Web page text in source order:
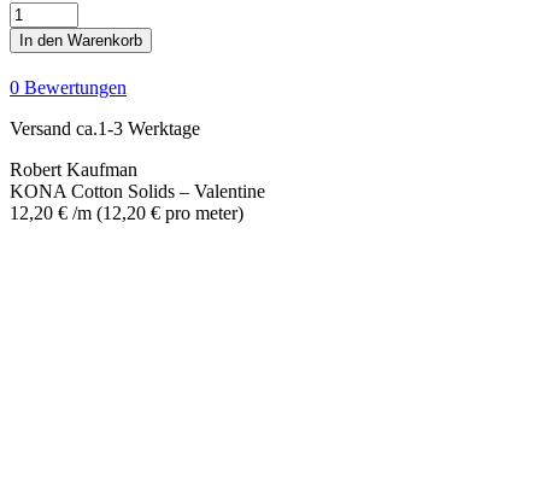
KONA
Cotton
Solids
-
Valentine
Menge
In den Warenkorb
0 Bewertungen
Versand ca.1-3 Werktage
Robert Kaufman
KONA Cotton Solids – Valentine
12,20 € /m (12,20 € pro meter)